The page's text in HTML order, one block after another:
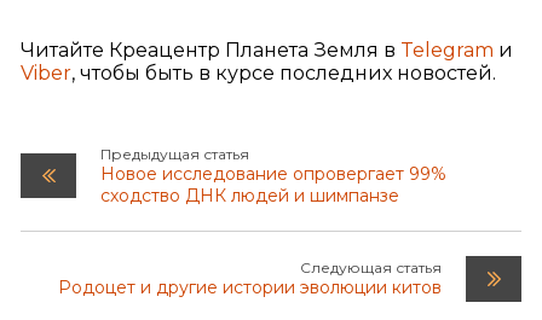
Читайте Креацентр Планета Земля в Telegram и
Viber, чтобы быть в курсе последних новостей.
Предыдущая статья
Новое исследование опровергает 99%
сходство ДНК людей и шимпанзе
Следующая статья
Родоцет и другие истории эволюции китов